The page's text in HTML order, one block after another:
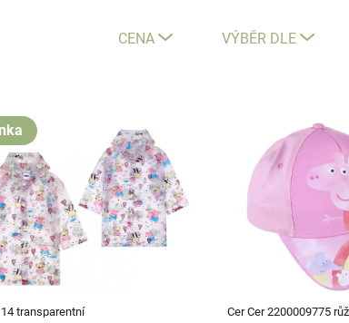
CENA VÝBĚR DLE
transparentní Cer Cer 2200009775